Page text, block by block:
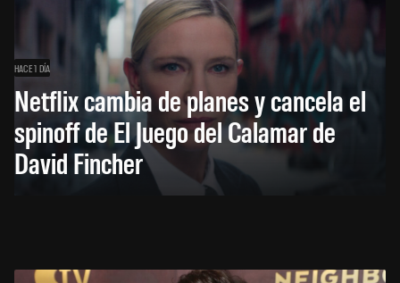
HACE 1 DÍA
Netflix cambia de planes y cancela el
spinoff de El Juego del Calamar de
David Fincher